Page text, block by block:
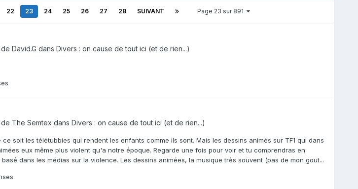
22 23 24 25 26 27 28 SUIVANT Page 23 sur 891
David.G dans Divers : on cause de tout ici (et de rien...)
The Semtex dans Divers : on cause de tout ici (et de rien...)
soit les télétubbies qui rendent les enfants comme ils sont. Mais les dessins animés sur TF1 qui dans
eux même plus violent qu'a notre époque. Regarde une fois pour voir et tu comprendras en
dans les médias sur la violence. Les dessins animées, la musique très souvent (pas de mon gout...